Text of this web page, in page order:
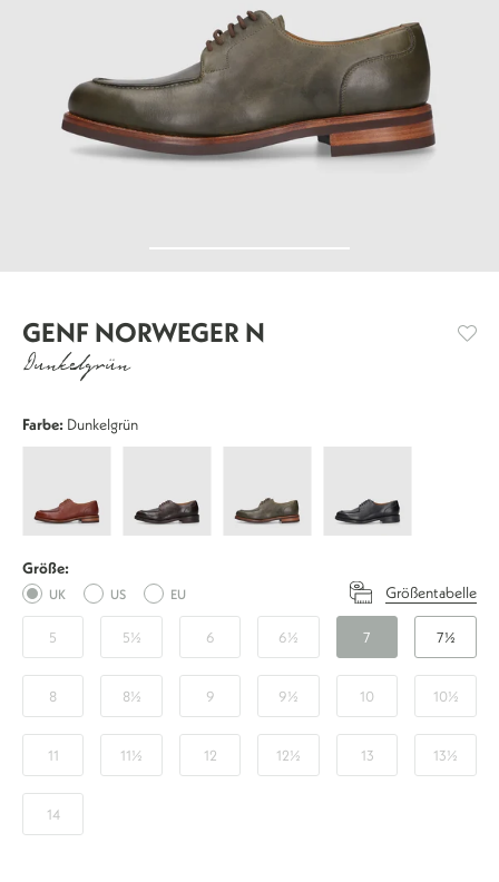
GENF NORWEGER N
Dunkelgrün
Farbe: Dunkelgrün
N
Braun
N
N
N
Schwarz
Größe:
UK US EU Größentabelle
5 5½ 6 6½ 7 7½
8 8½ 9 9½ 10 10½
11 11½ 12 12½ 13 13½
14